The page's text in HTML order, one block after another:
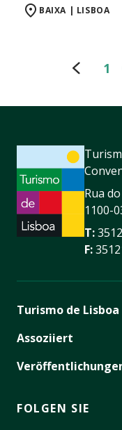
BAIXA | LISBOA
1
Rua
1100-
T:
F:
Turismo de Lisboa
Assoziiert
FOLGEN SIE